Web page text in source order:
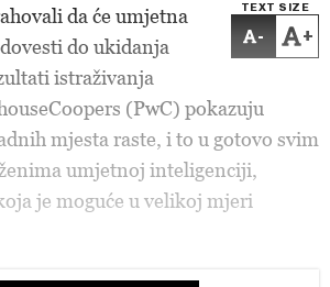
TEXT SIZE
- +
da će umjetna
do ukidanja
istraživanja
(PwC) pokazuju
mjesta raste, i to u gotovo svim
umjetnoj inteligenciji,
je moguće u velikoj mjeri